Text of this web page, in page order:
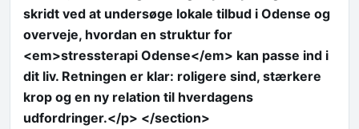
skridt ved at undersøge lokale tilbud i Odense og
overveje, hvordan en struktur for
<em>stressterapi Odense</em> kan passe ind i
dit liv. Retningen er klar: roligere sind, stærkere
krop og en ny relation til hverdagens
udfordringer.</p> </section>